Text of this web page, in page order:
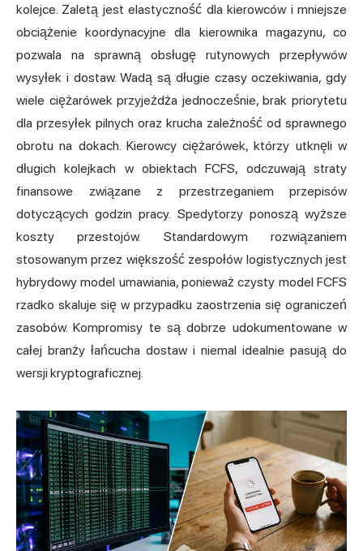
kolejce. Zaletą jest elastyczność dla kierowców i mniejsze
obciążenie koordynacyjne dla kierownika magazynu, co
pozwala na sprawną obsługę rutynowych przepływów
wysyłek i dostaw. Wadą są długie czasy oczekiwania, gdy
wiele ciężarówek przyjeżdża jednocześnie, brak priorytetu
dla przesyłek pilnych oraz krucha zależność od sprawnego
obrotu na dokach. Kierowcy ciężarówek, którzy utknęli w
długich kolejkach w obiektach FCFS, odczuwają straty
finansowe związane z przestrzeganiem przepisów
dotyczących godzin pracy. Spedytorzy ponoszą wyższe
koszty przestojów. Standardowym rozwiązaniem
stosowanym przez większość zespołów logistycznych jest
hybrydowy model umawiania, ponieważ czysty model FCFS
rzadko skaluje się w przypadku zaostrzenia się ograniczeń
zasobów. Kompromisy te są dobrze udokumentowane w
całej branży łańcucha dostaw i niemal idealnie pasują do
wersji kryptograficznej.